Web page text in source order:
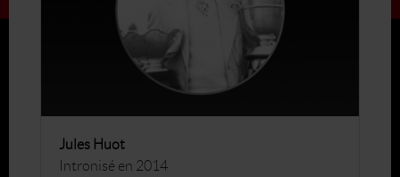
Jules Huot
Intronisé en 2014